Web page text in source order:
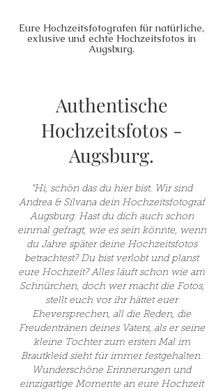
Eure Hochzeitsfotografen für natürliche,
exlusive und echte Hochzeitsfotos in
Augsburg.
Authentische
Hochzeitsfotos -
Augsburg.
"Hi, schön das du hier bist. Wir sind
Andrea & Silvana dein Hochzeitsfotograf
Augsburg. Hast du dich auch schon
einmal gefragt, wie es sein könnte, wenn
du Jahre später deine Hochzeitsfotos
betrachtest? Du bist verlobt und planst
eure Hochzeit? Alles läuft schon wie am
Schnürchen, doch wer macht die Fotos,
stellt euch vor ihr hättet euer
Eheversprechen, all die Reden, die
Freudentränen deines Vaters, als er seine
kleine Tochter zum ersten Mal im
Brautkleid sieht für immer festgehalten.
Wunderschöne Erinnerungen und
einzigartige Momente an eure Hochzeit